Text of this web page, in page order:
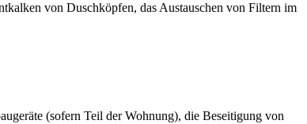
von Duschköpfen, das Austauschen von Filtern im
(sofern Teil der Wohnung), die Beseitigung von